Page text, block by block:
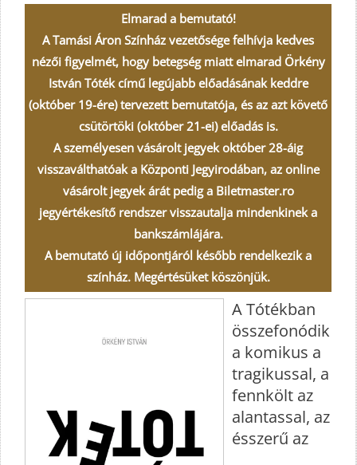
Elmarad a bemutató!
A Tamási Áron Színház vezetősége felhívja kedves
nézői figyelmét, hogy betegség miatt elmarad Örkény
István Tóték című legújabb előadásának keddre
(október 19-ére) tervezett bemutatója, és az azt követő
csütörtöki (október 21-ei) előadás is.
A személyesen vásárolt jegyek október 28-áig
visszaválthatóak a Központi Jegyirodában, az online
vásárolt jegyek árát pedig a Biletmaster.ro
jegyértékesítő rendszer visszautalja mindenkinek a
bankszámlájára.
A bemutató új időpontjáról később rendelkezik a
színház. Megértésüket köszönjük.
A Tótékban
összefonódik
a komikus a
tragikussal, a
fennkölt az
alantassal, az
ésszerű az